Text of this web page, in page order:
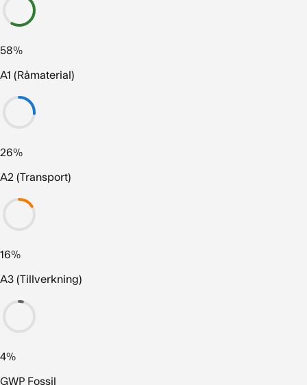
58%
A1 (Råmaterial)
26%
A2 (Transport)
16%
A3 (Tillverkning)
4%
GWP Fossil